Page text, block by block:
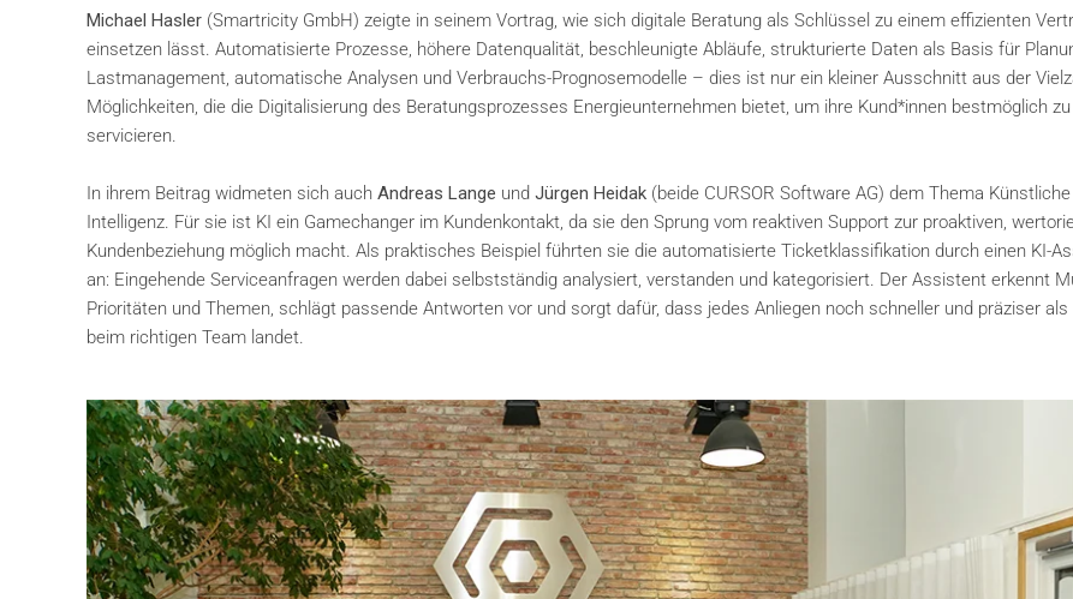
Michael Hasler (Smartricity GmbH) zeigte in seinem Vortrag, wie sich digitale Beratung als Schlüssel zu einem effizienten
einsetzen lässt. Automatisierte Prozesse, höhere Datenqualität, beschleunigte Abläufe, strukturierte Daten als Basis für
Lastmanagement, automatische Analysen und Verbrauchs-Prognosemodelle – dies ist nur ein kleiner Ausschnitt aus der
Möglichkeiten, die die Digitalisierung des Beratungsprozesses Energieunternehmen bietet, um ihre Kund*innen bestmöglich zu
servicieren.
In ihrem Beitrag widmeten sich auch Andreas Lange und Jürgen Heidak (beide CURSOR Software AG) dem Thema Künstliche
Intelligenz. Für sie ist KI ein Gamechanger im Kundenkontakt, da sie den Sprung vom reaktiven Support zur proaktiven,
Kundenbeziehung möglich macht. Als praktisches Beispiel führten sie die automatisierte Ticketklassifikation durch einen KI-
an: Eingehende Serviceanfragen werden dabei selbstständig analysiert, verstanden und kategorisiert. Der Assistent erkennt
Prioritäten und Themen, schlägt passende Antworten vor und sorgt dafür, dass jedes Anliegen noch schneller und präziser als
beim richtigen Team landet.